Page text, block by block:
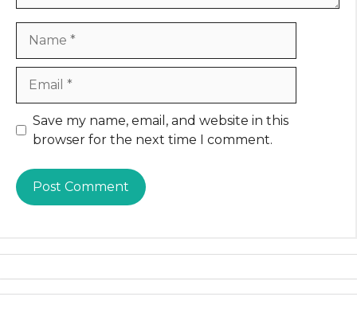
Website
Save my name, email, and website in this
browser for the next time I comment.